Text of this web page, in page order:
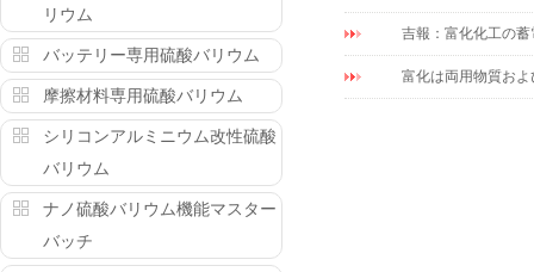
リウム
バッテリー専用硫酸バリウム
摩擦材料専用硫酸バリウム
シリコンアルミニウム改性硫酸
バリウム
ナノ硫酸バリウム機能マスター
バッチ
吉報：富化化工の
富化は両用物質お